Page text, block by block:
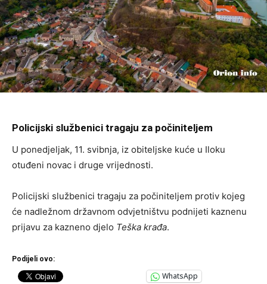
Policijski službenici tragaju za počiniteljem
U ponedjeljak, 11. svibnja, iz obiteljske kuće u Iloku
otuđeni novac i druge vrijednosti.
Policijski službenici tragaju za počiniteljem protiv kojeg
će nadležnom državnom odvjetništvu podnijeti kaznenu
prijavu za kazneno djelo Teška krađa.
Podijeli ovo:
WhatsApp